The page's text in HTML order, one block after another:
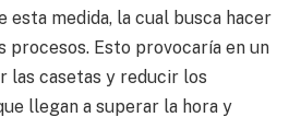
esta medida, la cual busca hacer
procesos. Esto provocaría en un
las casetas y reducir los
llegan a superar la hora y